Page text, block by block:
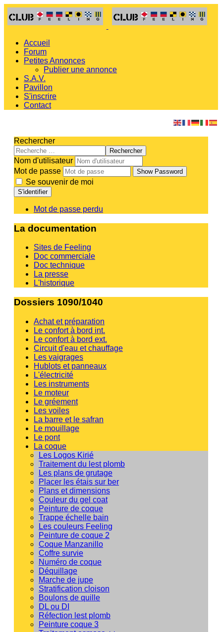
Accueil
Forum
Petites Annonces
Publier une annonce
S.A.V.
Pavillon
S'inscrire
Contact
Rechercher
Rechercher
Nom d'utilisateur
Mot de passe
Show Password
Se souvenir de moi
S'identifier
Mot de passe perdu
La documentation
Sites de Feeling
Doc commerciale
Doc technique
La presse
L'historique
Dossiers 1090/1040
Achat et préparation
Le confort à bord int.
Le confort à bord ext.
Circuit d'eau et chauffage
Les vaigrages
Hublots et panneaux
L'électricité
Les instruments
Le moteur
Le gréement
Les voiles
La barre et le safran
Le mouillage
Le pont
La coque
Les Logos Kirié
Traitement du lest plomb
Les plans de grutage
Placer les étais sur ber
Plans et dimensions
Couleur du gel coat
Peinture de coque
Trappe échelle bain
Les couleurs Feeling
Peinture de coque 2
Coque Manzanillo
Coffre survie
Numéro de coque
Déquillage
Marche de jupe
Stratification cloison
Boulons de quille
DL ou DI
Réfection lest plomb
Peinture coque 3